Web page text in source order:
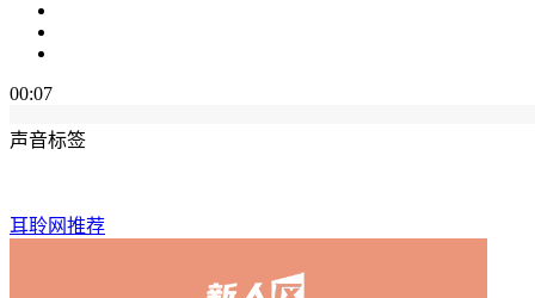
00:07
声音标签
耳聆网推荐